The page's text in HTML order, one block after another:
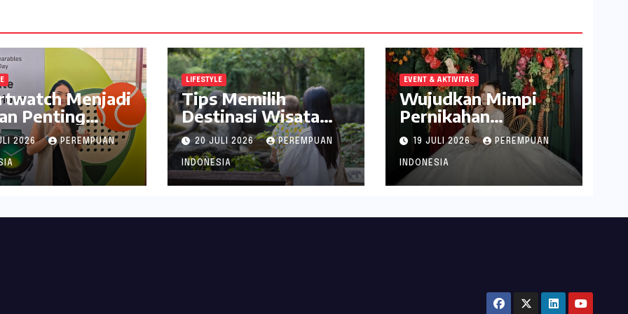
Menjadi
Penting
Kesehatan
2026 PEREMPUAN
LIFESTYLE
Tips Memilih
Destinasi Wisata
Seru di Jabodetabek
ala inDrive
20 JULI 2026 PEREMPUAN
INDONESIA
EVENT & AKTIVITAS
Wujudkan Mimpi
Pernikahan
Spektakuler di
Narita Hotel
Surabaya
19 JULI 2026 PEREMPUAN
INDONESIA